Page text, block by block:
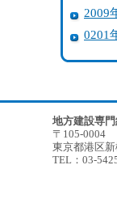
2009
0201
地方建設専
〒105-0004
東京都港区
TEL：03-